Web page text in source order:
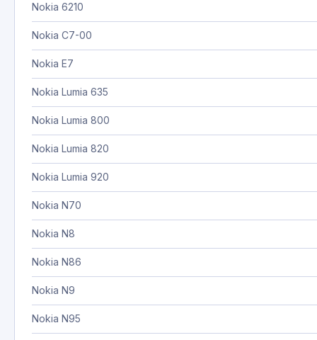
Nokia 6210
Nokia C7-00
Nokia E7
Nokia Lumia 635
Nokia Lumia 800
Nokia Lumia 820
Nokia Lumia 920
Nokia N70
Nokia N8
Nokia N86
Nokia N9
Nokia N95